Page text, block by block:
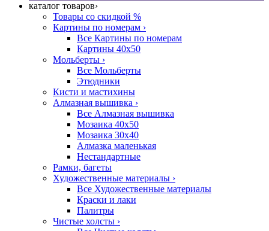
каталог товаров›
Товары со скидкой %
Картины по номерам ›
Все Картины по номерам
Картины 40x50
Мольберты ›
Все Мольберты
Этюдники
Кисти и мастихины
Алмазная вышивка ›
Все Алмазная вышивка
Мозаика 40x50
Мозаика 30x40
Алмазка маленькая
Нестандартные
Рамки, багеты
Художественные материалы ›
Все Художественные материалы
Краски и лаки
Палитры
Чистые холсты ›